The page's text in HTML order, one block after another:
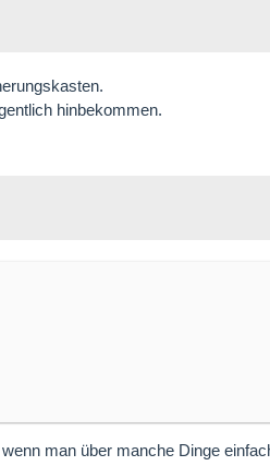
hinbekommen.
man über manche Dinge